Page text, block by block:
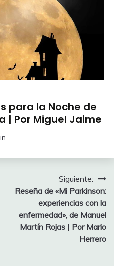
para la Noche de
| Por Miguel Jaime
Siguiente:
Reseña de «Mi Parkinson:
experiencias con la
enfermedad», de Manuel
Martín Rojas | Por Mario
Herrero